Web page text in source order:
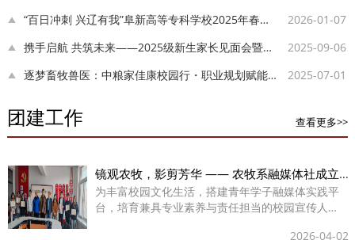
2026-01-07
“百日冲刺 兴辽有我”阜新高等专科学校2025年春季校园双选会成功举办
2025-09-06
携手启航 共筑未来——2025级新生家长见面会暨学生职业生涯规划指导
2025-07-01
逐梦畜牧兽医：中粮家佳康校园行・职业规划赋能讲座
团建工作 查看更多>>
镜观农牧，影剪芳华 —— 农牧系融媒体社成立仪式圆满举行
为丰富校园文化生活，搭建青年学子融媒体实践平
台，培育兼具专业素养与责任担当的校园宣传人
2026-04-02